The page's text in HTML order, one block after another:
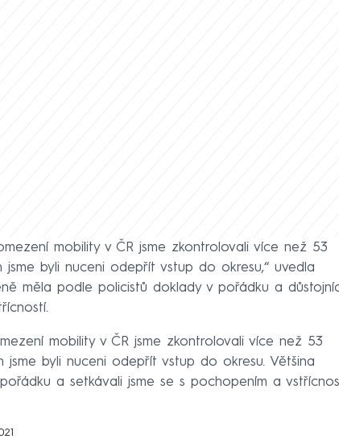
mobility v ČR jsme zkontrolovali více než 53
byli nuceni odepřít vstup do okresu,“ uvedla
měla podle policistů doklady v pořádku a
mobility v ČR jsme zkontrolovali více než 53
byli nuceni odepřít vstup do okresu. Většina
a setkávali jsme se s pochopením a